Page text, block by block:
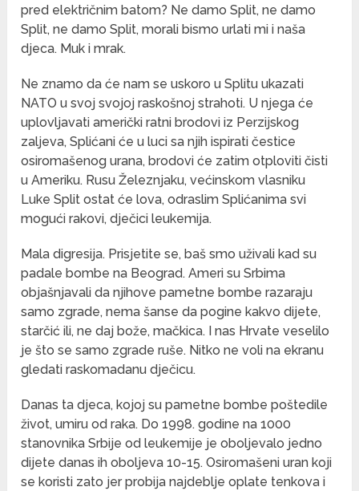
pred električnim batom? Ne damo Split, ne damo
Split, ne damo Split, morali bismo urlati mi i naša
djeca. Muk i mrak.
Ne znamo da će nam se uskoro u Splitu ukazati
NATO u svoj svojoj raskošnoj strahoti. U njega će
uplovljavati američki ratni brodovi iz Perzijskog
zaljeva, Splićani će u luci sa njih ispirati čestice
osiromašenog urana, brodovi će zatim otploviti čisti
u Ameriku. Rusu Železnjaku, većinskom vlasniku
Luke Split ostat će lova, odraslim Splićanima svi
mogući rakovi, dječici leukemija.
Mala digresija. Prisjetite se, baš smo uživali kad su
padale bombe na Beograd. Ameri su Srbima
objašnjavali da njihove pametne bombe razaraju
samo zgrade, nema šanse da pogine kakvo dijete,
starčić ili, ne daj bože, mačkica. I nas Hrvate veselilo
je što se samo zgrade ruše. Nitko ne voli na ekranu
gledati raskomadanu dječicu.
Danas ta djeca, kojoj su pametne bombe poštedile
život, umiru od raka. Do 1998. godine na 1000
stanovnika Srbije od leukemije je oboljevalo jedno
dijete danas ih oboljeva 10-15. Osiromašeni uran koji
se koristi zato jer probija najdeblje oplate tenkova i